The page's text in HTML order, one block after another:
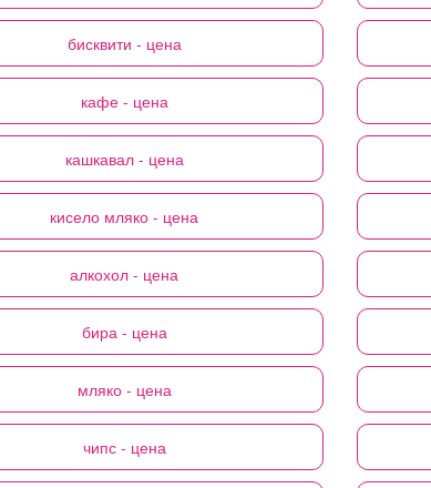
бисквити - цена
кафе - цена
кашкавал - цена
кисело мляко - цена
алкохол - цена
бира - цена
мляко - цена
чипс - цена